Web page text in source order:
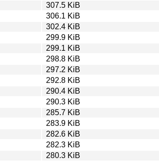
307.5 KiB
306.1 KiB
302.4 KiB
299.9 KiB
299.1 KiB
298.8 KiB
297.2 KiB
292.8 KiB
290.4 KiB
290.3 KiB
285.7 KiB
283.9 KiB
282.6 KiB
282.3 KiB
280.3 KiB